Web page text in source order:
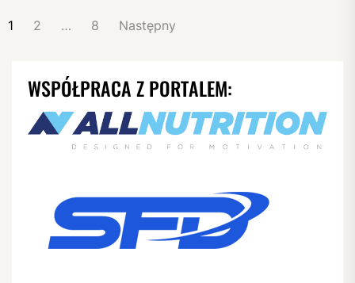
NAWIGACJA
WPISACH
1 2 … 8 Następny
WSPÓŁPRACA Z PORTALEM: